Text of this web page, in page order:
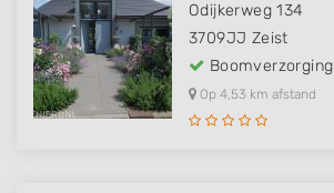
Odijkerweg 134
3709JJ Zeist
Boomverzorging
Op 4,53 km afstand